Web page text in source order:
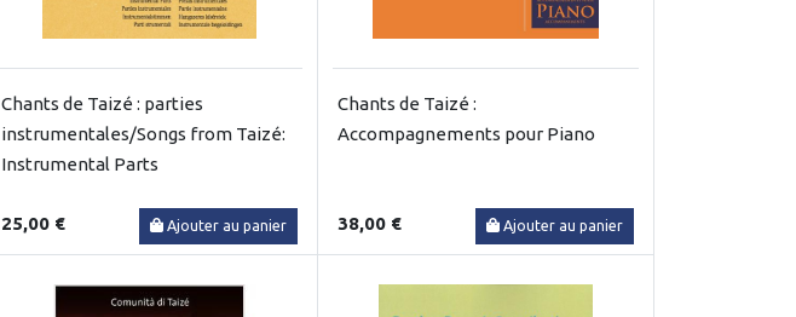
Chants de Taizé : parties
instrumentales/Songs from Taizé:
Instrumental Parts
25,00 € Ajouter au panier
Chants de Taizé :
Accompagnements pour Piano
38,00 € Ajouter au panier